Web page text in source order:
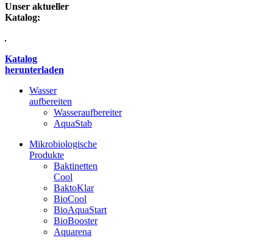
Unser aktueller
Katalog:
Katalog
herunterladen
Wasser
aufbereiten
Wasseraufbereiter
AquaStab
Mikrobiologische
Produkte
Baktinetten
Cool
BaktoKlar
BioCool
BioAquaStart
BioBooster
Aquarena